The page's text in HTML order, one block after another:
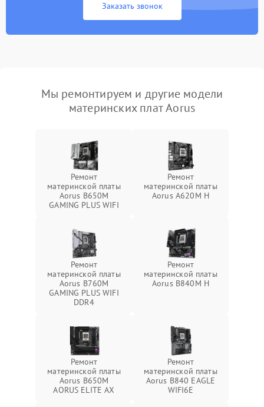
Заказать звонок
Мы ремонтируем и другие модели
материнских плат Aorus
Ремонт
материнской платы
Aorus B650M
GAMING PLUS WIFI
Ремонт
материнской платы
Aorus A620M H
Ремонт
материнской платы
Aorus B760M
GAMING PLUS WIFI
DDR4
Ремонт
материнской платы
Aorus B840M H
Ремонт
материнской платы
Aorus B650M
AORUS ELITE AX
Ремонт
материнской платы
Aorus B840 EAGLE
WIFI6E